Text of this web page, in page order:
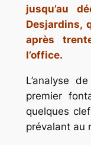
jusqu’au
Desjardins,
après
l’office.
L’analyse
premier
quelques
prévalant au